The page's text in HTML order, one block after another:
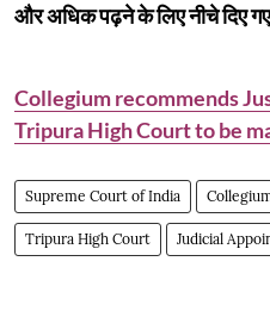
और अधिक पढ़ने के लिए नीचे दिए
Collegium recommends
Tripura High Court to be
Supreme Court of India
Tripura High Court Judicial